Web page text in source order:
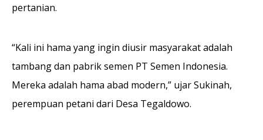
pertanian.
“Kali ini hama yang ingin diusir masyarakat adalah
tambang dan pabrik semen PT Semen Indonesia.
Mereka adalah hama abad modern,” ujar Sukinah,
perempuan petani dari Desa Tegaldowo.